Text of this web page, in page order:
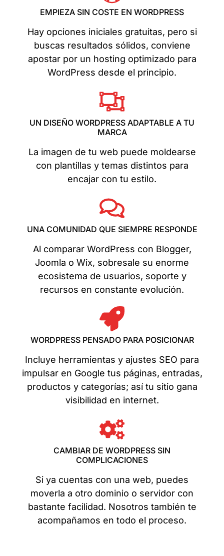
EMPIEZA SIN COSTE EN WORDPRESS
Hay opciones iniciales gratuitas, pero si
buscas resultados sólidos, conviene
apostar por un hosting optimizado para
WordPress desde el principio.
UN DISEÑO WORDPRESS ADAPTABLE A TU
MARCA
La imagen de tu web puede moldearse
con plantillas y temas distintos para
encajar con tu estilo.
UNA COMUNIDAD QUE SIEMPRE RESPONDE
Al comparar WordPress con Blogger,
Joomla o Wix, sobresale su enorme
ecosistema de usuarios, soporte y
recursos en constante evolución.
WORDPRESS PENSADO PARA POSICIONAR
Incluye herramientas y ajustes SEO para
impulsar en Google tus páginas, entradas,
productos y categorías; así tu sitio gana
visibilidad en internet.
CAMBIAR DE WORDPRESS SIN
COMPLICACIONES
Si ya cuentas con una web, puedes
moverla a otro dominio o servidor con
bastante facilidad. Nosotros también te
acompañamos en todo el proceso.